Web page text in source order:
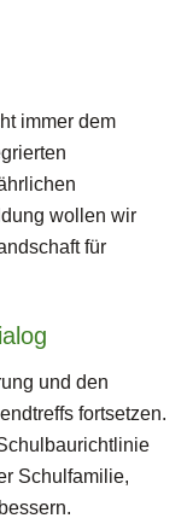
immer dem
wollen wir
für
und den
fortsetzen.
Schulfamilie,